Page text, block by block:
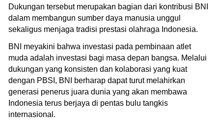
Dukungan tersebut merupakan bagian dari kontribusi BNI
dalam membangun sumber daya manusia unggul
sekaligus menjaga tradisi prestasi olahraga Indonesia.
BNI meyakini bahwa investasi pada pembinaan atlet
muda adalah investasi bagi masa depan bangsa. Melalui
dukungan yang konsisten dan kolaborasi yang kuat
dengan PBSI, BNI berharap dapat turut melahirkan
generasi penerus juara dunia yang akan membawa
Indonesia terus berjaya di pentas bulu tangkis
internasional.